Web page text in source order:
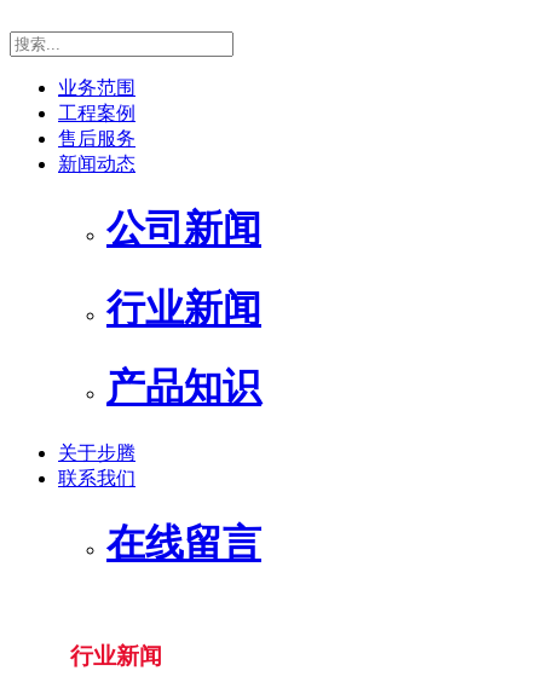
业务范围
工程案例
售后服务
新闻动态
公司新闻
行业新闻
产品知识
关于步腾
联系我们
在线留言
行业新闻